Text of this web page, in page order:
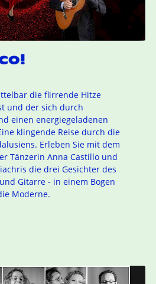
die flirrende Hitze
und der sich durch
einen energiegeladenen
klingende Reise durch die
Erleben Sie mit dem
Tänzerin Anna Castillo und
die drei Gesichter des
Gitarre - in einem Bogen
Moderne.